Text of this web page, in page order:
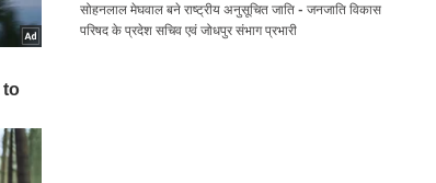
सोहनलाल मेघवाल बने राष्ट्रीय अनुसूचित जाति - जनजाति विकास
परिषद के प्रदेश सचिव एवं जोधपुर संभाग प्रभारी